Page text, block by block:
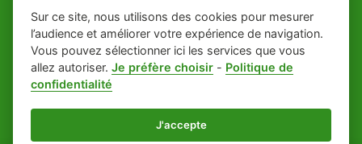
Place du village la solution web et
appli des collectivités
- Le village
Mentions légales- Gestion des cookies
Sur ce site, nous utilisons des cookies pour mesurer
l’audience et améliorer votre expérience de navigation.
Vous pouvez sélectionner ici les services que vous
allez autoriser.Je préfère choisir - Politique de
confidentialité
J'accepte